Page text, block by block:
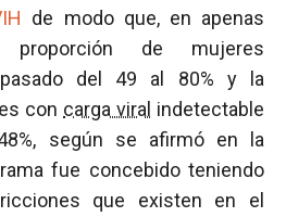
de modo que, en apenas
de mujeres
del 49 al 80% y la
con carga viral indetectable
según se afirmó en la
fue concebido teniendo
que existen en el